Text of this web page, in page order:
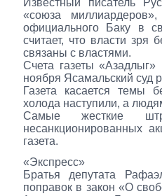
Известный писатель
«союза
официального Баку в
считает, что власти зря
связаны с властями.
Счета газеты
ноября Ясамальский суд
Газета касается темы
холода наступили, а
Самые жесткие
несанкционированных
газета.
«Экспресс»
Братья депутата
поправок в закон «О